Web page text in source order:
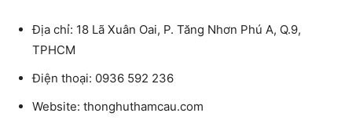
Địa chỉ: 18 Lã Xuân Oai, P. Tăng Nhơn Phú A, Q.9,
TPHCM
Điện thoại: 0936 592 236
Website: thonghuthamcau.com